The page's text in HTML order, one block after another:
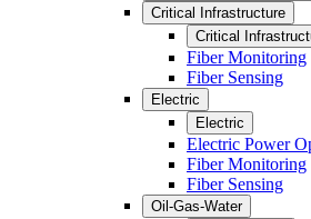
Critical Infrastructure
Critical
Fiber Monitoring
Fiber Sensing
Electric
Electric
Electric Power
Fiber Monitoring
Fiber Sensing
Oil-Gas-Water